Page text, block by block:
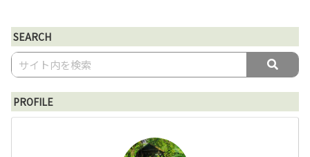
SEARCH
PROFILE